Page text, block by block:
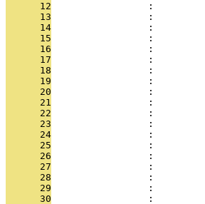
      12
:
      13
:
      14
:
      15
:
      16
:
      17
:
      18
:
      19
:
      20
:
      21
:
      22
:
      23
:
      24
:
      25
:
      26
:
      27
:
      28
:
      29
:
      30
: